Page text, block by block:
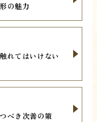
の魅力
れてはいけない
べき次善の策